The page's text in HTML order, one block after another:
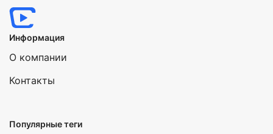
Информация
О компании
Контакты
Популярные теги